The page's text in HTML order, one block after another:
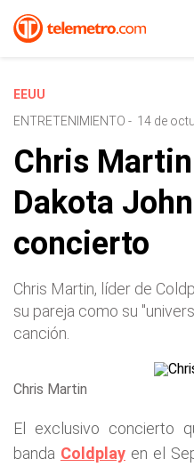
EEUU
ENTRETENIMIENTO - 14 de
Chris
Dakota
concierto
Chris Martin, líder de
su pareja como su
canción.
Chris Martin
El exclusivo concierto
banda Coldplayen el